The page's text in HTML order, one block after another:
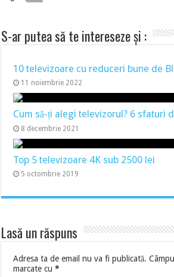
S-ar putea să te intereseze și :
10 televizoare cu reduceri bune de
11 noiembrie 2022
Cum să-ți alegi televizorul? 6 sfaturi
8 decembrie 2021
Top 5 televizoare 4K sub 2500 lei
5 octombrie 2019
Lasă un răspuns
Adresa ta de email nu va fi publicată.
marcate cu*